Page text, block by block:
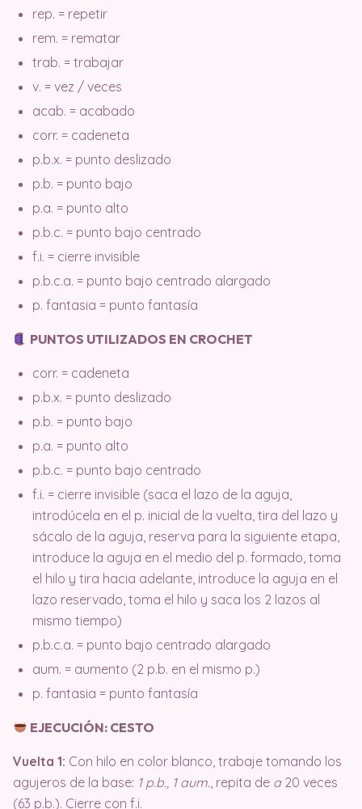
rep. = repetir
rem. = rematar
trab. = trabajar
v. = vez / veces
acab. = acabado
corr. = cadeneta
p.b.x. = punto deslizado
p.b. = punto bajo
p.a. = punto alto
p.b.c. = punto bajo centrado
f.i. = cierre invisible
p.b.c.a. = punto bajo centrado alargado
p. fantasia = punto fantasía
PUNTOS UTILIZADOS EN CROCHET
corr. = cadeneta
p.b.x. = punto deslizado
p.b. = punto bajo
p.a. = punto alto
p.b.c. = punto bajo centrado
f.i. = cierre invisible (saca el lazo de la aguja,
introdúcela en el p. inicial de la vuelta, tira del lazo y
sácalo de la aguja, reserva para la siguiente etapa,
introduce la aguja en el medio del p. formado, toma
el hilo y tira hacia adelante, introduce la aguja en el
lazo reservado, toma el hilo y saca los 2 lazos al
mismo tiempo)
p.b.c.a. = punto bajo centrado alargado
aum. = aumento (2 p.b. en el mismo p.)
p. fantasia = punto fantasía
EJECUCIÓN: CESTO
Vuelta 1: Con hilo en color blanco, trabaje tomando los
agujeros de la base: 1 p.b., 1 aum., repita de a20 veces
(63 p.b.). Cierre con f.i.